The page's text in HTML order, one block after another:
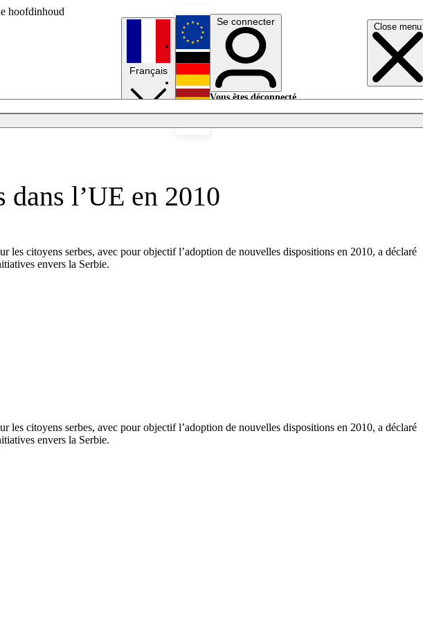
hoofdinhoud
Close menu
Français
English
Deutsch
Se connecter
Vous êtes déconnecté.
l’UE en 2010
les citoyens serbes, avec pour objectif l’adoption de nouvelles dispositions en 2010, a déclaré
envers la Serbie.
les citoyens serbes, avec pour objectif l’adoption de nouvelles dispositions en 2010, a déclaré
envers la Serbie.